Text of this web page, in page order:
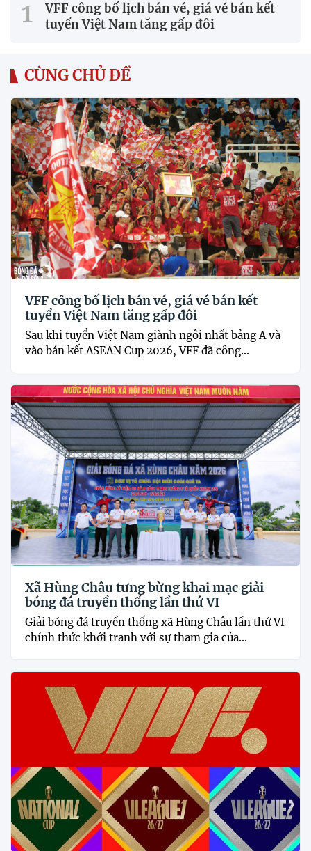
VFF công bố lịch bán vé, giá vé bán kết
tuyển Việt Nam tăng gấp đôi
CÙNG CHỦ ĐỀ
VFF công bố lịch bán vé, giá vé bán kết
tuyển Việt Nam tăng gấp đôi
Sau khi tuyển Việt Nam giành ngôi nhất bảng A và
vào bán kết ASEAN Cup 2026, VFF đã công...
Xã Hùng Châu tưng bừng khai mạc giải
bóng đá truyền thống lần thứ VI
Giải bóng đá truyền thống xã Hùng Châu lần thứ VI
chính thức khởi tranh với sự tham gia của...